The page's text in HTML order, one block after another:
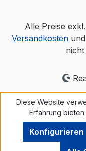
Alle Preise
Versandkostenund
Diese Website
Erfahrung
Konfigurieren